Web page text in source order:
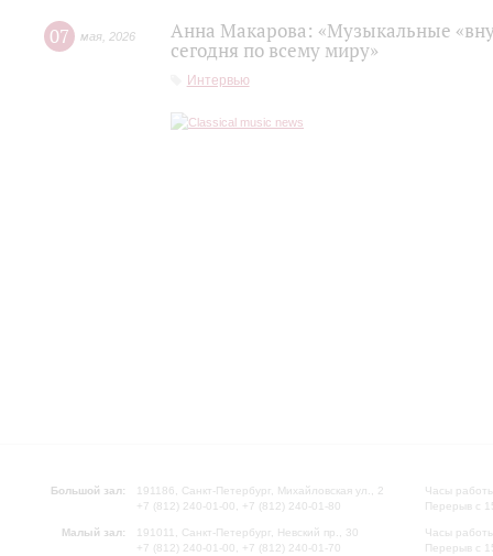
07 мая 2026
Анна Макарова: «Музыкальные
сегодня по всему миру»
Интервью
Большой зал:
191186, Санкт-Петербург, Михайловская ул., 2
+7 (812) 240-01-00, +7 (812) 240-01-80
Малый зал:
191011, Санкт-Петербург, Невский пр., 30
+7 (812) 240-01-00, +7 (812) 240-01-70
Часы
Перерыв с
Часы
Перерыв с